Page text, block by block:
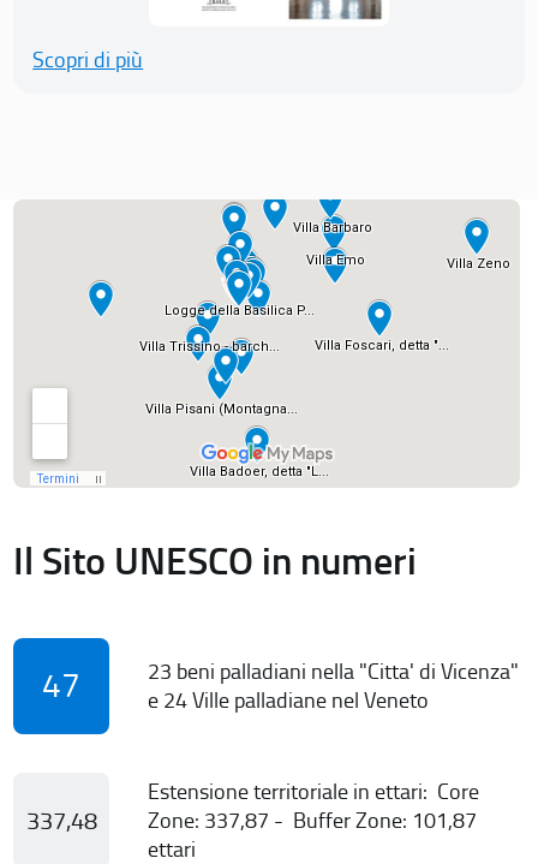
Scopri di più
Il Sito UNESCO in numeri
47
23 beni palladiani nella "Citta' di Vicenza"
e 24 Ville palladiane nel Veneto
337,48
Estensione territoriale in ettari: Core
Zone: 337,87 - Buffer Zone: 101,87
ettari